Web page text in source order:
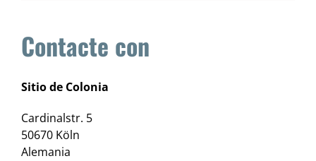
Contacte con
Sitio de Colonia
Cardinalstr. 5
50670 Köln
Alemania